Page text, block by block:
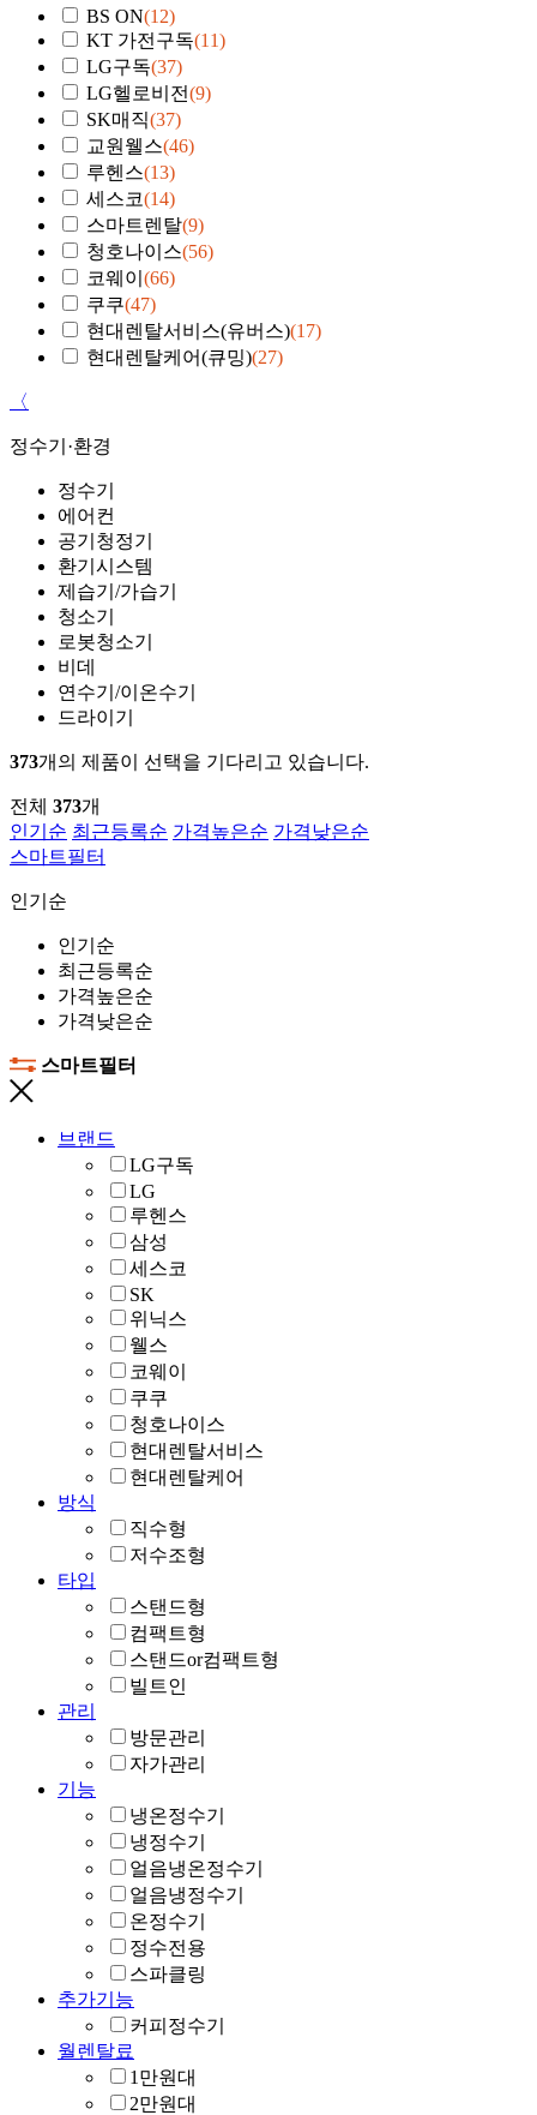
BS ON(12)
KT 가전구독(11)
LG구독(37)
LG헬로비전(9)
SK매직(37)
교원웰스(46)
루헨스(13)
세스코(14)
스마트렌탈(9)
청호나이스(56)
코웨이 (66)
쿠쿠(47)
현대렌탈서비스(유버스)(17)
현대렌탈케어(큐밍)(27)
〈
정수기·환경
정수기
에어컨
공기청정기
환기시스템
제습기/가습기
청소기
로봇청소기
비데
연수기/이온수기
드라이기
373개의 제품이 선택을 기다리고 있습니다.
전체 373개
인기순 최근등록순 가격높은순 가격낮은순
스마트필터
인기순
인기순
최근등록순
가격높은순
가격낮은순
스마트필터
브랜드
LG구독
LG
루헨스
삼성
세스코
SK
위닉스
웰스
코웨이
쿠쿠
청호나이스
현대렌탈서비스
현대렌탈케어
방식
직수형
저수조형
타입
스탠드형
컴팩트형
스탠드or컴팩트형
빌트인
관리
방문관리
자가관리
기능
냉온정수기
냉정수기
얼음냉온정수기
얼음냉정수기
온정수기
정수전용
스파클링
추가기능
커피정수기
월렌탈료
1만원대
2만원대